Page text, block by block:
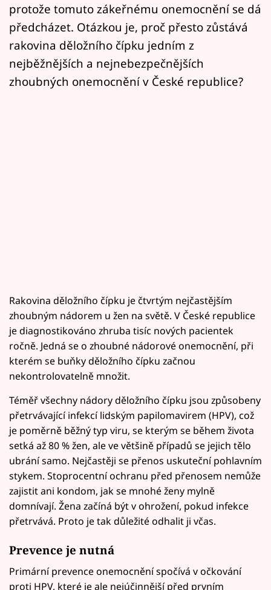
Přihlášení
Sledujte nás
protože tomuto zákeřnému onemocnění se dá
předcházet. Otázkou je, proč přesto zůstává
rakovina děložního čípku jedním z
nejběžnějších a nejnebezpečnějších
zhoubných onemocnění v České republice?
Rakovina děložního čípku je čtvrtým nejčastějším
zhoubným nádorem u žen na světě. V České republice
je diagnostikováno zhruba tisíc nových pacientek
ročně. Jedná se o zhoubné nádorové onemocnění, při
kterém se buňky děložního čípku začnou
nekontrolovatelně množit.
Téměř všechny nádory děložního čípku jsou způsobeny
přetrvávající infekcí lidským papilomavirem (HPV), což
je poměrně běžný typ viru, se kterým se během života
setká až 80 % žen, ale ve většině případů se jejich tělo
ubrání samo. Nejčastěji se přenos uskuteční pohlavním
stykem. Stoprocentní ochranu před přenosem nemůže
zajistit ani kondom, jak se mnohé ženy mylně
domnívají. Žena začíná být v ohrožení, pokud infekce
přetrvává. Proto je tak důležité odhalit ji včas.
Prevence je nutná
Primární prevence onemocnění spočívá v očkování
proti HPV, které je ale nejúčinnější před prvním